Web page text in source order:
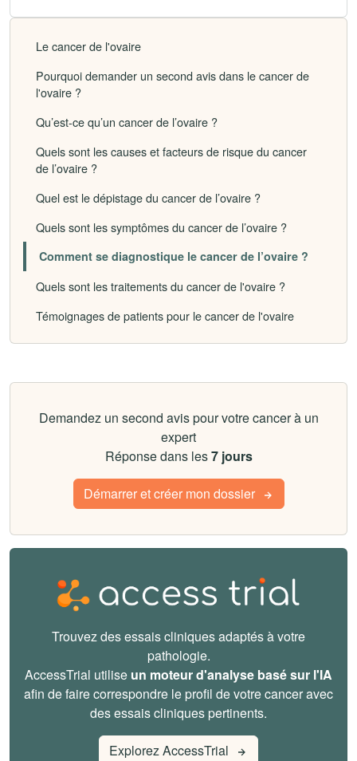
Le cancer de l'ovaire
Pourquoi demander un second avis dans le cancer de
l'ovaire ?
Qu’est-ce qu’un cancer de l’ovaire ?
Quels sont les causes et facteurs de risque du cancer
de l’ovaire ?
Quel est le dépistage du cancer de l’ovaire ?
Quels sont les symptômes du cancer de l’ovaire ?
Comment se diagnostique le cancer de l’ovaire ?
Quels sont les traitements du cancer de l'ovaire ?
Témoignages de patients pour le cancer de l'ovaire
Demandez un second avis pour votre cancer à un
expert
Réponse dans les7 jours
Démarrer et créer mon dossier
Trouvez des essais cliniques adaptés à votre
pathologie.
AccessTrial utilise un moteur d'analyse basé sur l'IA
afin de faire correspondre le profil de votre cancer avec
des essais cliniques pertinents.
Explorez AccessTrial